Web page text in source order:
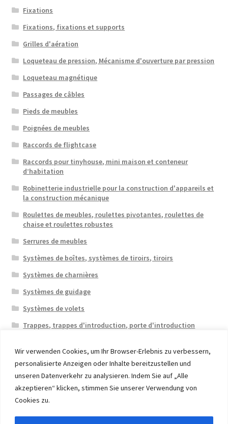
Wir verwenden Cookies, um Ihr Browser-Erlebnis zu verbessern,
personalisierte Anzeigen oder Inhalte bereitzustellen und
unseren Datenverkehr zu analysieren. Indem Sie auf „Alle
akzeptieren“ klicken, stimmen Sie unserer Verwendung von
Cookies zu.
Fixations
Fixations, fixations et supports
Grilles d'aération
Loqueteau de pression, Mécanisme d'ouverture par pression
Loqueteau magnétique
Passages de câbles
Pieds de meubles
Poignées de meubles
Raccords de flightcase
Raccords pour tinyhouse, mini maison et conteneur
d’habitation
Robinetterie industrielle pour la construction d'appareils et
la construction mécanique
Roulettes de meubles, roulettes pivotantes, roulettes de
chaise et roulettes robustes
Serrures de meubles
Systèmes de boîtes, systèmes de tiroirs, tiroirs
Systèmes de charnières
Systèmes de guidage
Systèmes de volets
Trappes, trappes d'introduction, porte d'introduction
© 2026 Eruon Trade UG, Germany, member of the ERUON